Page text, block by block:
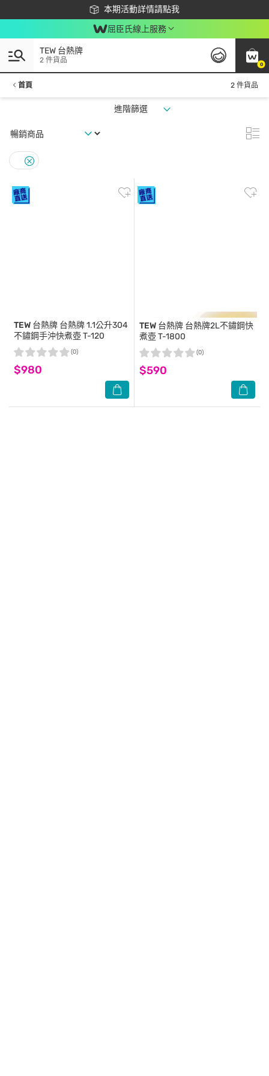
本期活動詳情請點我
下載app最高回饋$350
屈臣氏線上服務
0
TEW 台熱牌
2 件貨品
首頁 2 件貨品
進階篩選
TEW 台熱牌 台熱牌 1.1公升304
不鏽鋼手沖快煮壺 T-120
$980
(0)
TEW 台熱牌 台熱牌2L不鏽鋼快
煮壺 T-1800
$590
(0)